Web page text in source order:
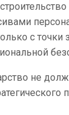
с точки
не